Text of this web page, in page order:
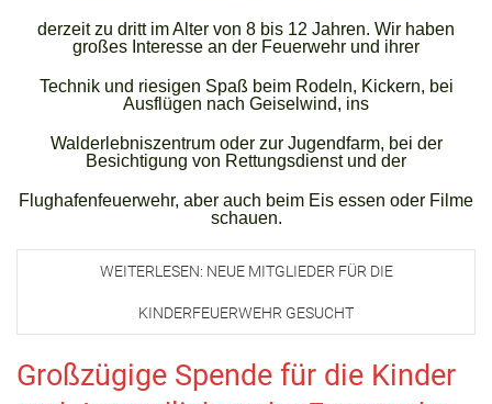
derzeit zu dritt im Alter von 8 bis 12 Jahren. Wir haben
großes Interesse an der Feuerwehr und ihrer
Technik und riesigen Spaß beim Rodeln, Kickern, bei
Ausflügen nach Geiselwind, ins
Walderlebniszentrum oder zur Jugendfarm, bei der
Besichtigung von Rettungsdienst und der
Flughafenfeuerwehr, aber auch beim Eis essen oder Filme
schauen.
WEITERLESEN: NEUE MITGLIEDER FÜR DIE
KINDERFEUERWEHR GESUCHT
Großzügige Spende für die Kinder